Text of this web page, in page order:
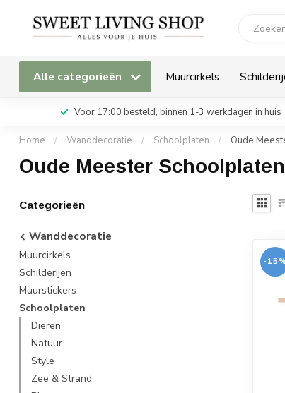
Alle categorieën Muurcirkels
Voor 17:00 besteld, binnen 1-3 werkdagen in huis
Home / Wanddecoratie / Schoolplaten / Oude
Oude Meester Schoolplaten
Categorieën
Wanddecoratie
Muurcirkels
Schilderijen
Muurstickers
Schoolplaten
Dieren
Natuur
Style
Zee & Strand
-15%